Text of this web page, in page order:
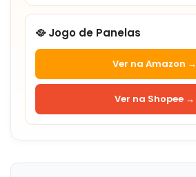
🥘 Jogo de Panelas
Ver na Amazon →
Ver na Shopee →